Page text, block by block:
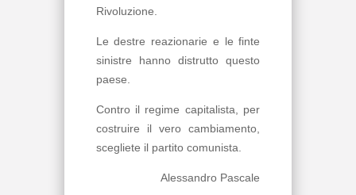
Rivoluzione.
Le destre reazionarie e le finte
sinistre hanno distrutto questo
paese.
Contro il regime capitalista, per
costruire il vero cambiamento,
scegliete il partito comunista.
Alessandro Pascale